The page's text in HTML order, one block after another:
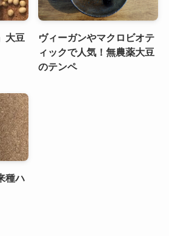
大豆
ヴィーガンやマクロビオテ
ィックで人気！無農薬大豆
のテンペ
種ハ